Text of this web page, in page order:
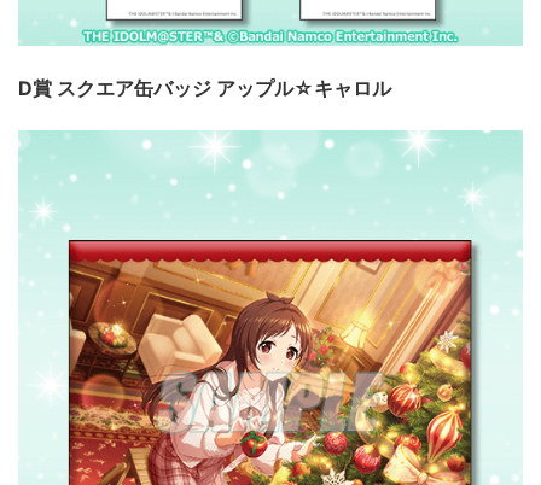
D賞 スクエア缶バッジ アップル☆キャロル